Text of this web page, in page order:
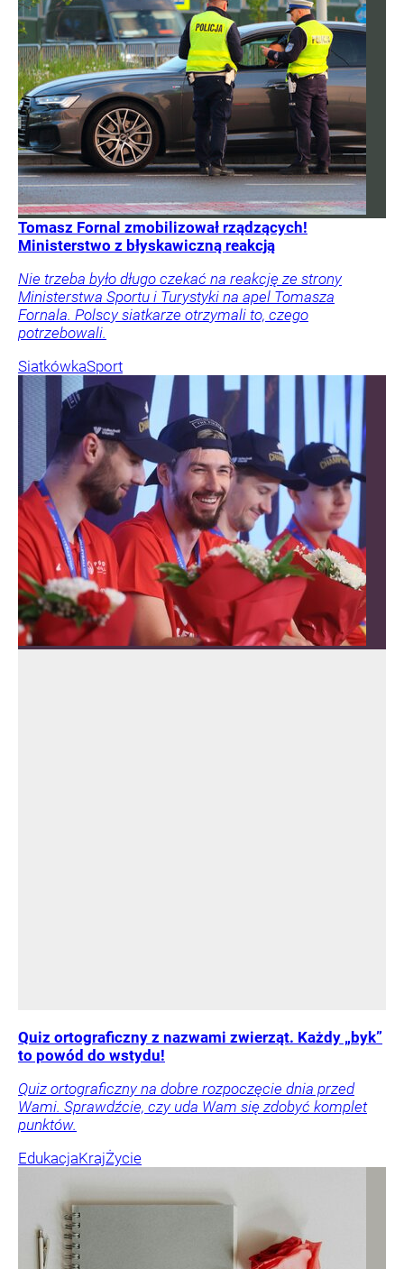
Tomasz Fornal zmobilizował rządzących!
Ministerstwo z błyskawiczną reakcją
Nie trzeba było długo czekać na reakcję ze strony
Ministerstwa Sportu i Turystyki na apel Tomasza
Fornala. Polscy siatkarze otrzymali to, czego
potrzebowali.
SiatkówkaSport
Quiz ortograficzny z nazwami zwierząt. Każdy „byk”
to powód do wstydu!
Quiz ortograficzny na dobre rozpoczęcie dnia przed
Wami. Sprawdźcie, czy uda Wam się zdobyć komplet
punktów.
EdukacjaKrajŻycie